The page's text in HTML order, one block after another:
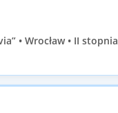
• Wrocław • II stopnia